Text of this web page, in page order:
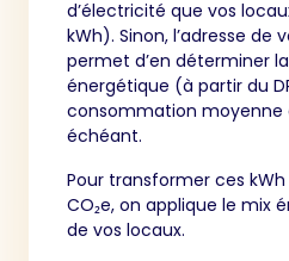
d’électricité que vos
kWh). Sinon, l’adresse de
permet d’en déterminer
énergétique (à partir du
consommation moyenne
échéant.
Pour transformer ces
CO₂e, on applique le mix
de vos locaux.